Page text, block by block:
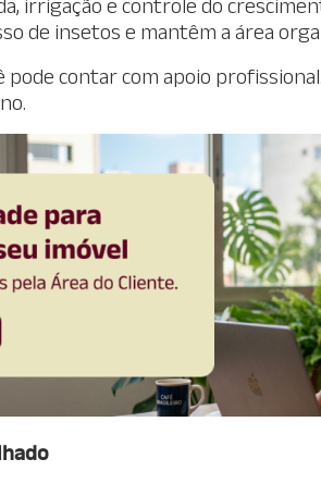
irrigação e controle do
de insetos e mantêm a área
pode contar com apoio